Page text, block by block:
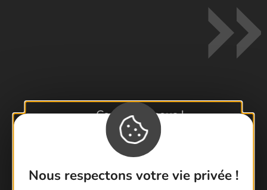
Nous respectons votre vie privée !
Contactez-nous !
Foire aux questions
Brochures
Cartoguides et Topoguides